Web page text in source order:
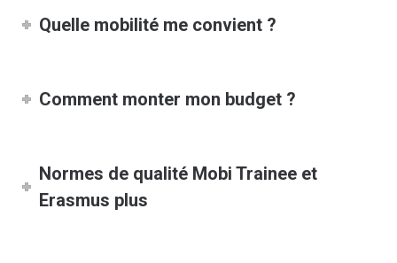
Quelle mobilité me convient ?
Comment monter mon budget ?
Normes de qualité Mobi Trainee et
Erasmus plus